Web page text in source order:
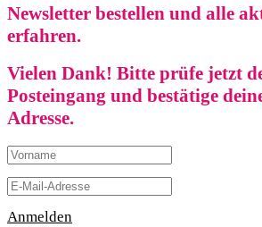
Newsletter bestellen und alle
erfahren.
Vielen Dank! Bitte prüfe jetzt
Posteingang und bestätige
Adresse.
Anmelden